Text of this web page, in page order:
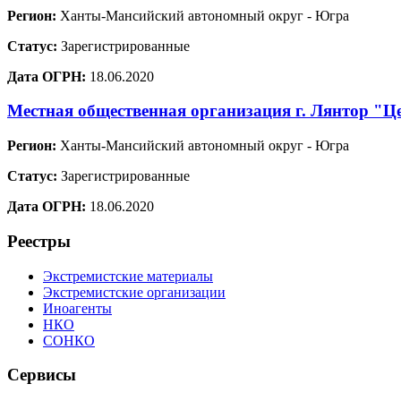
Регион: Ханты-Мансийский автономный округ - Югра
Статус: Зарегистрированные
Дата ОГРН: 18.06.2020
Местная общественная организация г. Лянтор
Регион: Ханты-Мансийский автономный округ - Югра
Статус: Зарегистрированные
Дата ОГРН: 18.06.2020
Реестры
Экстремистские материалы
Экстремистские организации
Иноагенты
НКО
СОНКО
Сервисы